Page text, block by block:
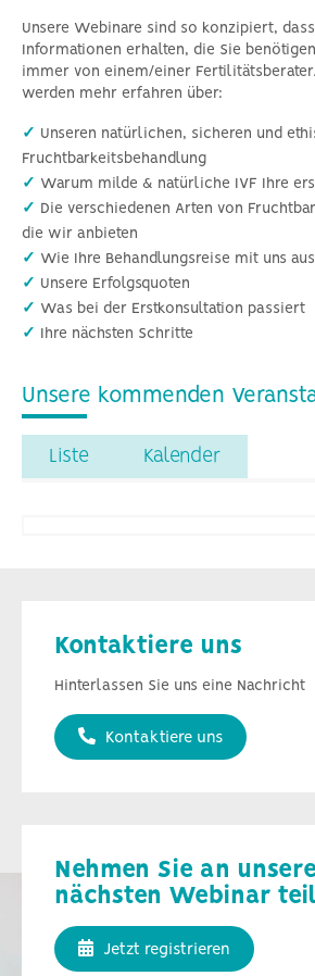
Unsere Webinare sind so konzipiert,
Informationen erhalten, die Sie
immer von einem/einer
werden mehr erfahren über:
✓ Unseren natürlichen, sicheren und
Fruchtbarkeitsbehandlung
✓ Warum milde & natürliche IVF Ihre
✓ Die verschiedenen Arten von
die wir anbieten
✓ Wie Ihre Behandlungsreise mit uns
✓ Unsere Erfolgsquoten
✓ Was bei der Erstkonsultation passiert
✓ Ihre nächsten Schritte
Unsere kommenden
Liste Kalender
Kontaktiere uns
Hinterlassen Sie uns eine Nachricht
Kontaktiere uns
Nehmen Sie an
nächsten Webinar
Jetzt registrieren